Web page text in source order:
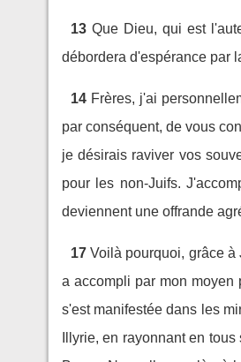
13 Que Dieu, qui est
débordera d'espérance par
14 Frères, j'ai
par conséquent, de vous
je désirais raviver vos
pour les non-Juifs.
deviennent une offrande
17 Voilà pourquoi, grâce à
a accompli par mon moyen
s'est manifestée dans les
Illyrie, en rayonnant en